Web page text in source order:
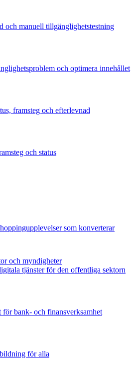
och manuell tillgänglighetstestning
och optimera innehållet
framsteg och efterlevnad
och status
som konverterar
och myndigheter
tjänster för den offentliga sektorn
bank- och finansverksamhet
för alla